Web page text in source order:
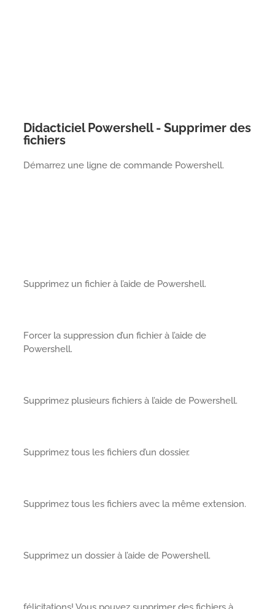
Didacticiel Powershell - Supprimer des
fichiers
Démarrez une ligne de commande Powershell.
Supprimez un fichier à l’aide de Powershell.
Forcer la suppression d’un fichier à l’aide de
Powershell.
Supprimez plusieurs fichiers à l’aide de Powershell.
Supprimez tous les fichiers d’un dossier.
Supprimez tous les fichiers avec la même extension.
Supprimez un dossier à l’aide de Powershell.